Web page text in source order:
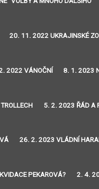
20. 11. 2022 UKRAJINSKÉ
2022 VÁNOČNÍ 8. 1. 2023
5. 2. 2023 ŘÁD A
26. 2. 2023 VLÁDNÍ
PEKAROVÁ? 2. 4.